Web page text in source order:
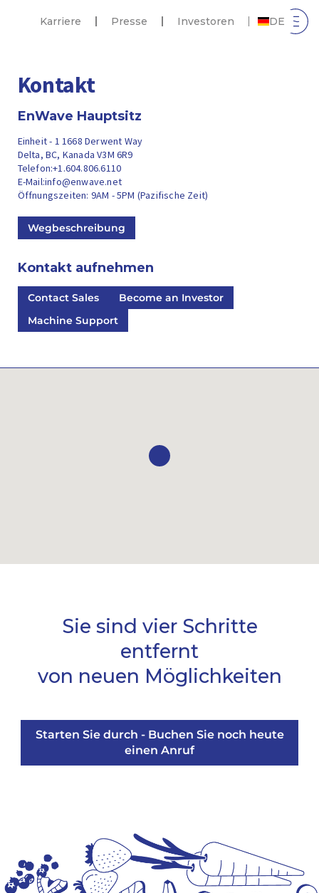
Karriere Presse Investoren DE
Kontakt
EnWave Hauptsitz
Einheit - 1 1668 Derwent Way
Delta, BC, Kanada V3M 6R9
Telefon:+1.604.806.6110
E-Mail:info@enwave.net
Öffnungszeiten: 9AM - 5PM (Pazifische Zeit)
Wegbeschreibung
Kontakt aufnehmen
Contact Sales
Become an Investor
Machine Support
Sie sind vier Schritte
entfernt
von neuen Möglichkeiten
Starten Sie durch - Buchen Sie noch heute
einen Anruf